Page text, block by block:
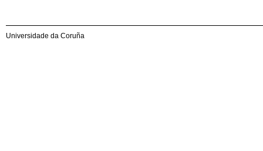
Universidade da Coruña